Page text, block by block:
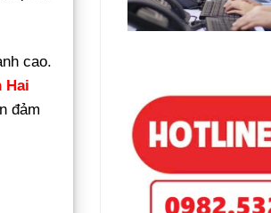
cao.
Hai
đảm